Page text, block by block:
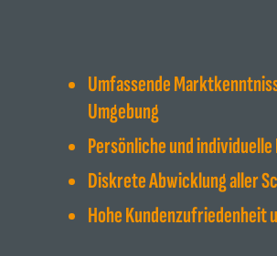
Umfassende
Umgebung
Persönliche und
Diskrete Abwicklung aller
Hohe Kundenzufriedenheit